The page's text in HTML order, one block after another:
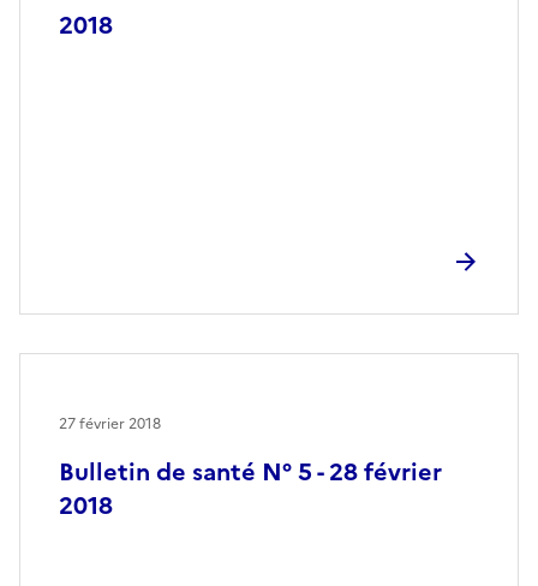
2018
Bulletin de santé N° 5 - 28 février
2018
27 février 2018